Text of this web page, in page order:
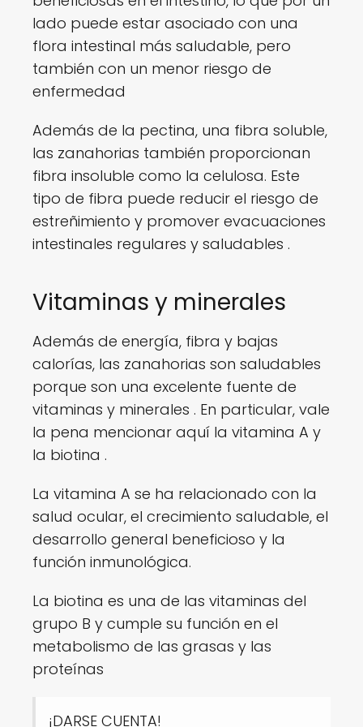
lado puede estar asociado con una
flora intestinal más saludable, pero
también con un menor riesgo de
enfermedad
Además de la pectina, una fibra soluble,
las zanahorias también proporcionan
fibra insoluble como la celulosa. Este
tipo de fibra puede reducir el riesgo de
estreñimiento y promover evacuaciones
intestinales regulares y saludables .
Vitaminas y minerales
Además de energía, fibra y bajas
calorías, las zanahorias son saludables
porque son una excelente fuente de
vitaminas y minerales . En particular, vale
la pena mencionar aquí la vitamina A y
la biotina .
La vitamina A se ha relacionado con la
salud ocular, el crecimiento saludable, el
desarrollo general beneficioso y la
función inmunológica.
La biotina es una de las vitaminas del
grupo B y cumple su función en el
metabolismo de las grasas y las
proteínas
¡DARSE CUENTA!